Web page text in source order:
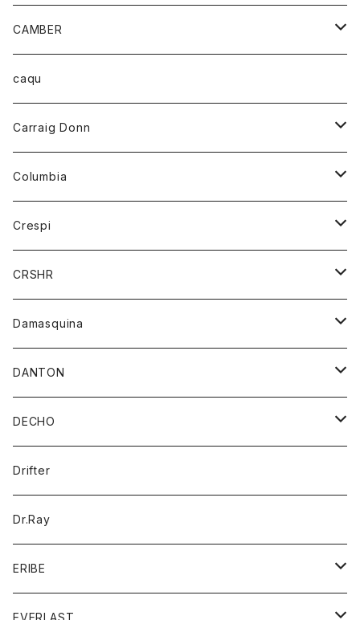
カードホルダー
チーフ
バンダナ
カーディガン
トレーナー
パーカー
ボトム
オーバーオール
ショートパンツ
レディース
オーバーオール
カーディガン
Tシャツ
パーカー
グッズ
靴
CAMBER
トップス
ハーフスリーブTシャツ
caqu
Carraig Donn
ニット
Columbia
アウター
ジャケット
Crespi
ジャケット
ワンピース
ブラウス
CRSHR
キャップ
Damasquina
ウォレット
カードケース
バッグ
DANTON
アウター
コート
ジャケット
アクセサリー
バッグ
キッズ
シャツ
Tシャツ
グッズ
帽子
トップス
DECHO
帽子
Drifter
Dr.Ray
ERIBE
ニット
EVERLAST